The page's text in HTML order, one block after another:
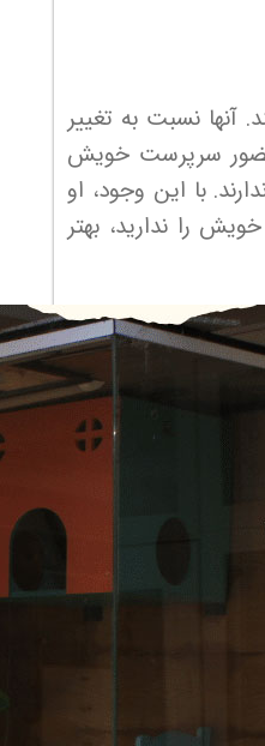
نسبت به تغییر
۲۴ ساعت در خانه بدون حضور سرپرست خویش
با این وجود، او
را ندارید، بهتر